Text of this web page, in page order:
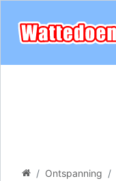
Ontspanning